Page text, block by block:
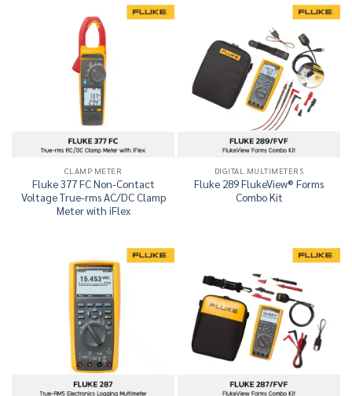
CLAMP METER
Fluke 377 FC Non-Contact
Voltage True-rms AC/DC Clamp
Meter with iFlex
DIGITAL MULTIMETERS
Fluke 289 FlukeView® Forms
Combo Kit